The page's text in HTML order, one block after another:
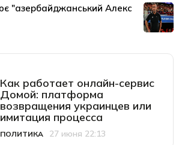
Как работает онлайн-сервис
Домой: платформа
возвращения украинцев или
имитация процесса
Категория
ПОЛИТИКА
Дата публикации
27 июня 22:13